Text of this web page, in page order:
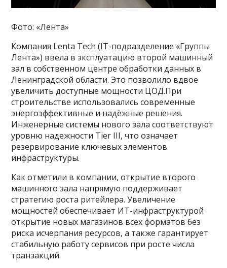
Фото: «Лента»
Компания Lenta Tech (IT-подразделение «Группы
Лента») ввела в эксплуатацию второй машинный
зал в собственном центре обработки данных в
Ленинградской области. Это позволило вдвое
увеличить доступные мощности ЦОД.При
строительстве использовались современные
энергоэффективные и надёжные решения.
Инженерные системы нового зала соответствуют
уровню надежности Tier III, что означает
резервирование ключевых элементов
инфраструктуры.
Как отметили в компании, открытие второго
машинного зала напрямую поддерживает
стратегию роста ритейлера. Увеличение
мощностей обеспечивает ИТ-инфраструктурой
открытие новых магазинов всех форматов без
риска исчерпания ресурсов, а также гарантирует
стабильную работу сервисов при росте числа
транзакций.